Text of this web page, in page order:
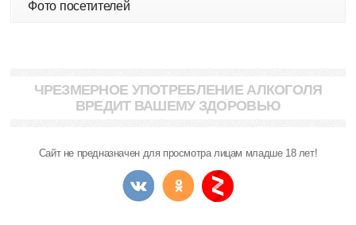
Фото посетителей
ЧРЕЗМЕРНОЕ УПОТРЕБЛЕНИЕ АЛКОГОЛЯ
ВРЕДИТ ВАШЕМУ ЗДОРОВЬЮ
Сайт не предназначен для просмотра лицам младше 18 лет!